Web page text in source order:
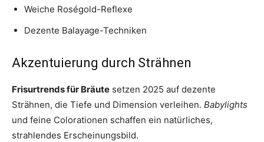
Weiche Roségold-Reflexe
Dezente Balayage-Techniken
Akzentuierung durch Strähnen
Frisurtrends für Bräute setzen 2025 auf dezente
Strähnen, die Tiefe und Dimension verleihen. Babylights
und feine Colorationen schaffen ein natürliches,
strahlendes Erscheinungsbild.